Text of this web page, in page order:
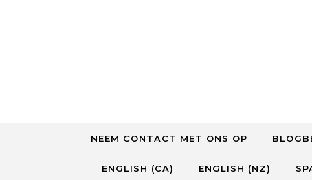
NEEM CONTACT MET ONS OP
ENGLISH (CA) ENGLISH (NZ)